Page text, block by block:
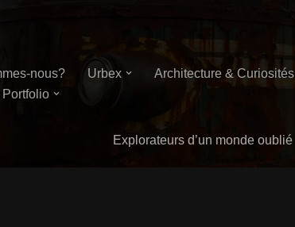
nous? Urbex
Architecture & Curiosités
Portfolio
Explorateurs d’un monde oublié